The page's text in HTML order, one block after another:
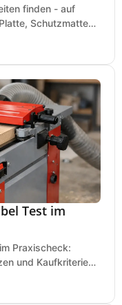
finden - auf
Schutzmatte
Test im
Praxischeck:
und Kaufkriterien